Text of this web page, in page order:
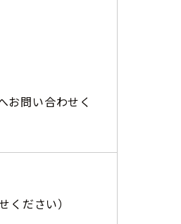
お問い合わせく
ださい）